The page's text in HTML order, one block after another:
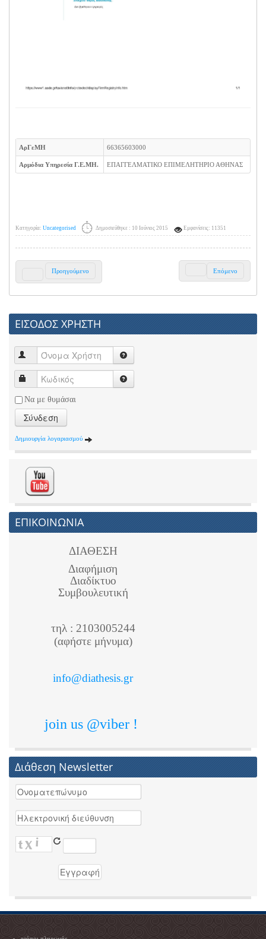
ΑρΓεΜΗ 66365603000
Αρμόδια Υπηρεσία Γ.Ε.ΜΗ. ΕΠΑΓΓΕΛΜΑΤΙΚΟ ΕΠΙΜΕΛΗΤΗΡΙΟ ΑΘΗΝΑΣ
Κατηγορία: Uncategorised Δημοσιεύθηκε : 10 Ιούνιος 2015 Εμφανίσεις: 11351
Προηγούμενο Επόμενο
ΕΙΣΟΔΟΣ ΧΡΗΣΤΗ
Να με θυμάσαι
Σύνδεση
Δημιουργία λογαριασμού
ΕΠΙΚΟΙΝΩΝΙΑ
ΔΙΑΘΕΣΗ
Διαφήμιση
Διαδίκτυο
Συμβουλευτική
τηλ : 2103005244
(αφήστε μήνυμα)
info@diathesis.gr
join us @viber !
Διάθεση Newsletter